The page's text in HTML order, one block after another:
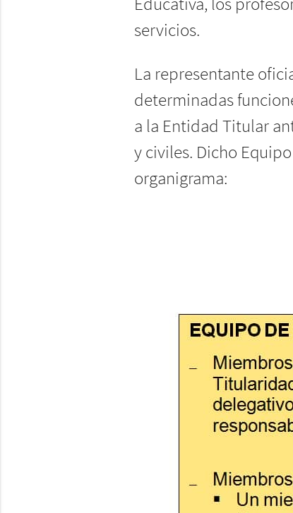
Educativa, los
servicios.
La representante
determinadas
a la Entidad Titular
y civiles. Dicho
organigrama: